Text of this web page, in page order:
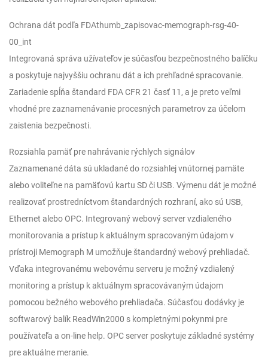
Ochrana dát podľa FDAthumb_zapisovac-memograph-rsg-40-
00_int
Integrovaná správa užívateľov je súčasťou bezpečnostného balíčku
a poskytuje najvyššiu ochranu dát a ich prehľadné spracovanie.
Zariadenie spĺňa štandard FDA CFR 21 časť 11, a je preto veľmi
vhodné pre zaznamenávanie procesných parametrov za účelom
zaistenia bezpečnosti.
Rozsiahla pamäť pre nahrávanie rýchlych signálov
Zaznamenané dáta sú ukladané do rozsiahlej vnútornej pamäte
alebo voliteľne na pamäťovú kartu SD či USB. Výmenu dát je možné
realizovať prostredníctvom štandardných rozhraní, ako sú USB,
Ethernet alebo OPC. Integrovaný webový server vzdialeného
monitorovania a prístup k aktuálnym spracovaným údajom v
prístroji Memograph M umožňuje štandardný webový prehliadač.
Vďaka integrovanému webovému serveru je možný vzdialený
monitoring a prístup k aktuálnym spracovávaným údajom
pomocou bežného webového prehliadača. Súčasťou dodávky je
softwarový balík ReadWin2000 s kompletnými pokynmi pre
používateľa a on-line help. OPC server poskytuje základné systémy
pre aktuálne meranie.